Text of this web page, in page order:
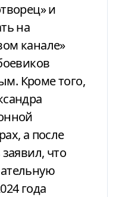
и
на
канале»
Кроме того,
а после
что
года